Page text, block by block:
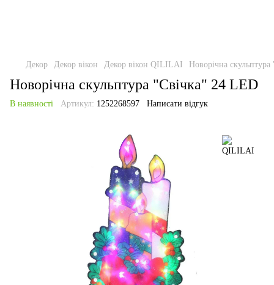
Декор Декор вікон Декор вікон QILILAI Новорічна
Новорічна скульптура "Свічка" 24 LED
В наявності Артикул: 1252268597 Написати відгук